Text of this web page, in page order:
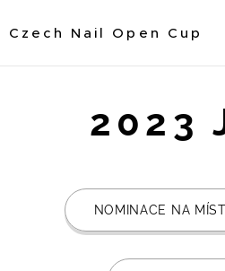
Czech Nail Open Cup
2023
NOMINACE NA